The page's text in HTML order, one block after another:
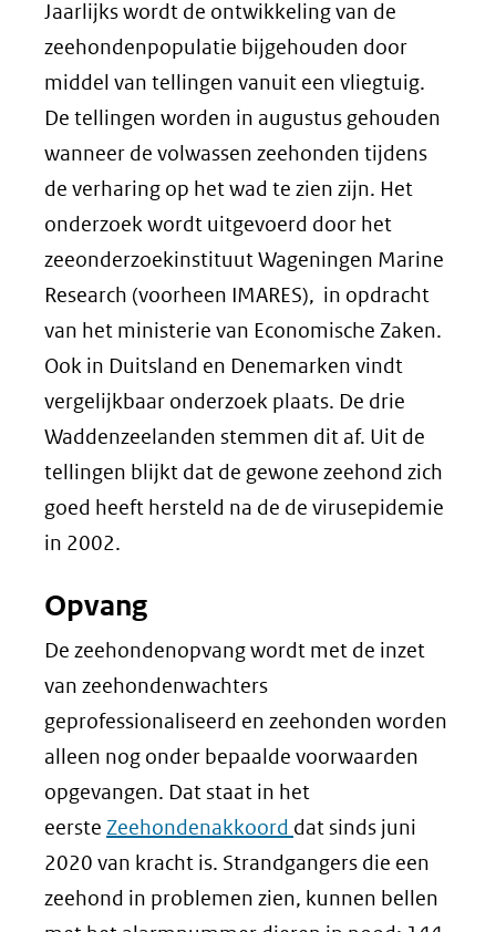
Jaarlijks wordt de ontwikkeling van de
zeehondenpopulatie bijgehouden door
middel van tellingen vanuit een vliegtuig.
De tellingen worden in augustus gehouden
wanneer de volwassen zeehonden tijdens
de verharing op het wad te zien zijn. Het
onderzoek wordt uitgevoerd door het
zeeonderzoekinstituut Wageningen Marine
Research (voorheen IMARES), in opdracht
van het ministerie van Economische Zaken.
Ook in Duitsland en Denemarken vindt
vergelijkbaar onderzoek plaats. De drie
Waddenzeelanden stemmen dit af. Uit de
tellingen blijkt dat de gewone zeehond zich
goed heeft hersteld na de de virusepidemie
in 2002.
Opvang
De zeehondenopvang wordt met de inzet
van zeehondenwachters
geprofessionaliseerd en zeehonden worden
alleen nog onder bepaalde voorwaarden
opgevangen. Dat staat in het
eerste Zeehondenakkoord dat sinds juni
2020 van kracht is. Strandgangers die een
zeehond in problemen zien, kunnen bellen